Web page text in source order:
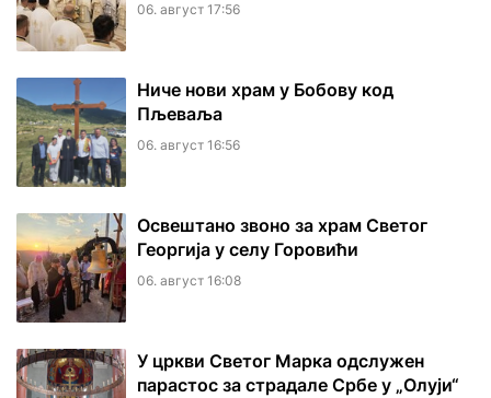
06. август 17:56
Ниче нови храм у Бобову код
Пљеваља
06. август 16:56
Освештано звоно за храм Светог
Георгија у селу Горовићи
06. август 16:08
У цркви Светог Марка одслужен
парастос за страдале Србе у „Олуји“